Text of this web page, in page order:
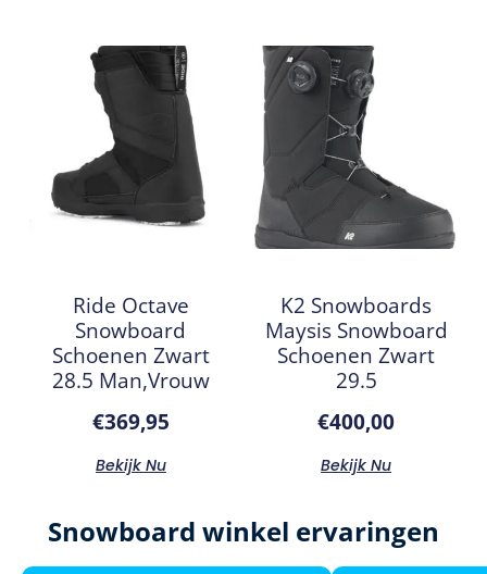
Ride Octave
Snowboard
Schoenen Zwart
28.5 Man,Vrouw
€369,95
Bekijk Nu
K2 Snowboards
Maysis Snowboard
Schoenen Zwart
29.5
€400,00
Bekijk Nu
Snowboard winkel ervaringen